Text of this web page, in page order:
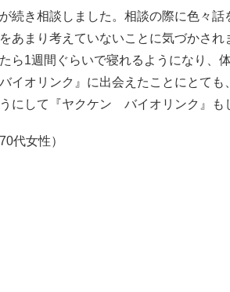
続き相談しました。相談の際に色々
あまり考えていないことに気づかさ
ら1週間ぐらいで寝れるようになり、
イオリンク』に出会えたことにとても
にして『ヤクケン バイオリンク』も
代女性）